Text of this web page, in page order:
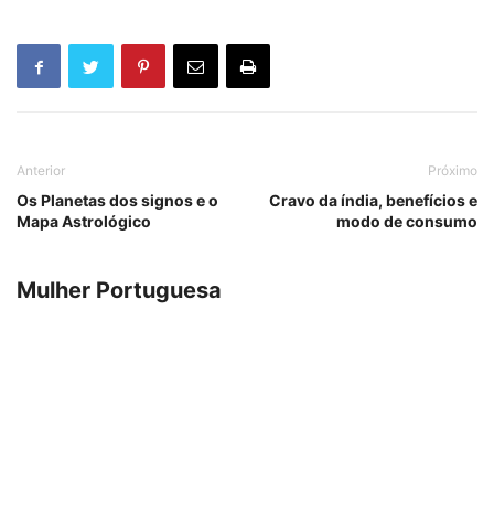
Anterior
Os Planetas dos signos e o
Mapa Astrológico
Próximo
Cravo da índia, benefícios e
modo de consumo
Mulher Portuguesa